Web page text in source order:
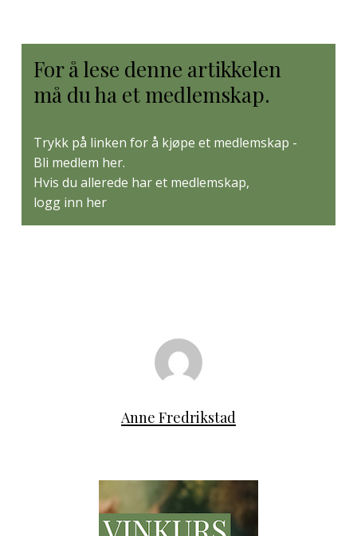
For å lese denne artikkelen
må du ha et medlemskap.
Trykk på linken for å kjøpe et medlemskap -
Bli medlem her.
Hvis du allerede har et medlemskap,
logg inn her
Anne Fredrikstad